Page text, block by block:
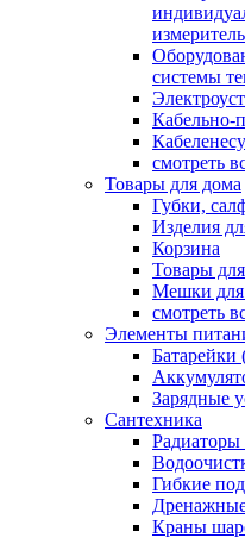
системы
Кабельно-
смотреть
Товары для дома
Губки,
Изделия
Корзина
Товары
Мешки для
смотреть
Элементы
Зарядные
Сантехника
Гибкие
Краны